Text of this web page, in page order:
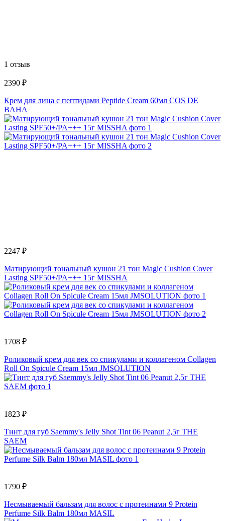
1 отзыв
2390 ₽
Крем для лица с пептидами Peptide Cream 60мл COS DE
BAHA
2247 ₽
Матирующий тональный кушон 21 тон Magic Cushion Cover
Lasting SPF50+/PA+++ 15г MISSHA
1708 ₽
Роликовый крем для век со спикулами и коллагеном Collagen
Roll On Spicule Cream 15мл JMSOLUTION
1823 ₽
Тинт для губ Saemmy's Jelly Shot Tint 06 Peanut 2,5г THE
SAEM
1790 ₽
Несмываемый бальзам для волос с протеинами 9 Protein
Perfume Silk Balm 180мл MASIL